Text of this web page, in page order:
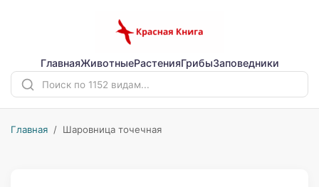
ГлавнаяЖивотныеРастенияГрибыЗаповедники
Главная / Шаровница точечная